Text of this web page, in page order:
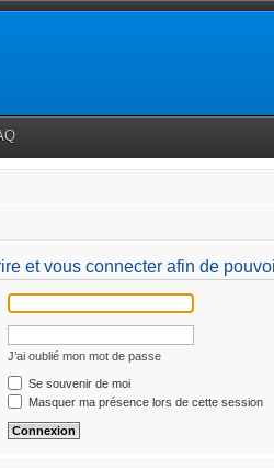
et vous connecter afin de
J’ai oublié mon mot de passe
Se souvenir de moi
Masquer ma présence lors de cette session